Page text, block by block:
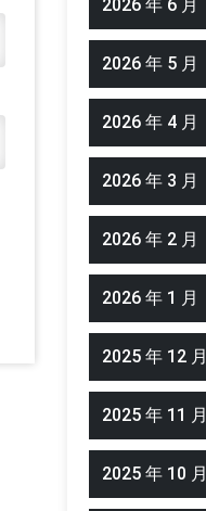
2026 年 6 月
2026 年 5 月
2026 年 4 月
2026 年 3 月
2026 年 2 月
2026 年 1 月
2025 年 12 月
2025 年 11 月
2025 年 10 月